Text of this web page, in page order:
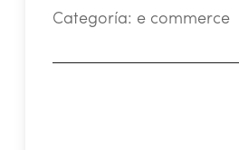
Categoría: e commerce